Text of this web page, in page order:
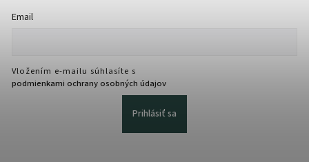
Email
Vložením e-mailu súhlasíte s
podmienkami ochrany osobných údajov
Prihlásiť sa